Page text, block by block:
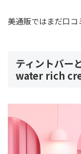
美通販ではまだ口コ
ティントバー
water rich